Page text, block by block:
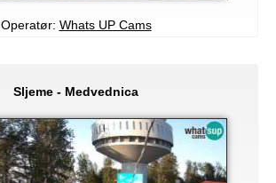
Operatør: Whats UP Cams
Sljeme - Medvednica